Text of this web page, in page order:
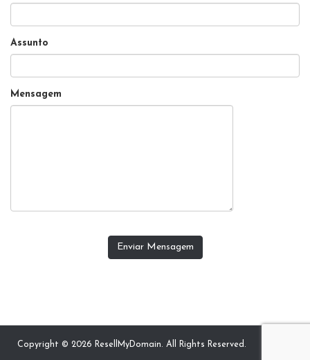
Assunto
Mensagem
Enviar Mensagem
Copyright © 2026 ResellMyDomain. All Rights Reserved.